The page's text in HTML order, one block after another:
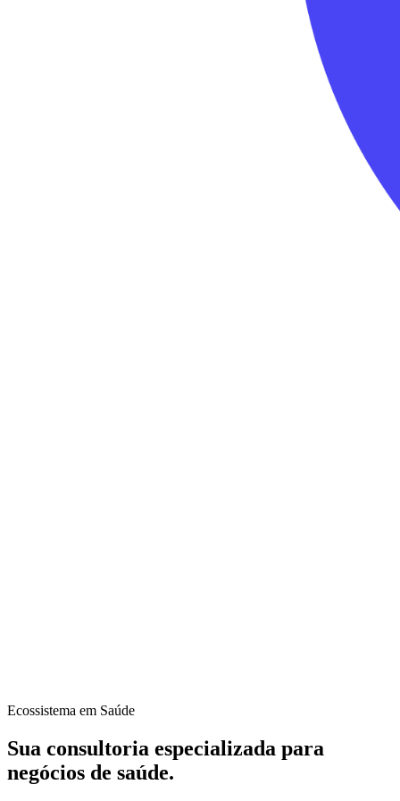
Ecossistema em Saúde
Sua consultoria especializada para
negócios de saúde.